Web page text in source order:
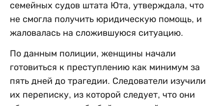
семейных судов штата Юта, утверждала, что
не смогла получить юридическую помощь, и
жаловалась на сложившуюся ситуацию.
По данным полиции, женщины начали
готовиться к преступлению как минимум за
пять дней до трагедии. Следователи изучили
их переписку, из которой следует, что они